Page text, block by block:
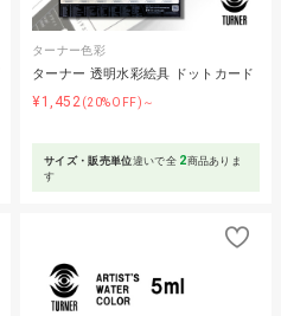
ターナー色彩
ターナー 透明水彩絵具 ドットカード
¥1,452 (20%OFF)～
サイズ・販売単位違いで全 2商品ありま
す